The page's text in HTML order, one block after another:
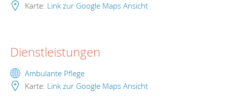
Karte: Link zur Google Maps Ansicht
Dienstleistungen
Ambulante Pflege
Karte: Link zur Google Maps Ansicht